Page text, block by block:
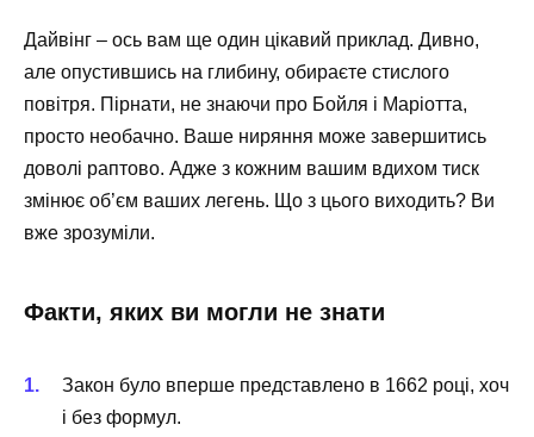
Дайвінг – ось вам ще один цікавий приклад. Дивно,
але опустившись на глибину, обираєте стислого
повітря. Пірнати, не знаючи про Бойля і Маріотта,
просто необачно. Ваше ниряння може завершитись
доволі раптово. Адже з кожним вашим вдихом тиск
змінює об’єм ваших легень. Що з цього виходить? Ви
вже зрозуміли.
Факти, яких ви могли не знати
Закон було вперше представлено в 1662 році, хоч
і без формул.